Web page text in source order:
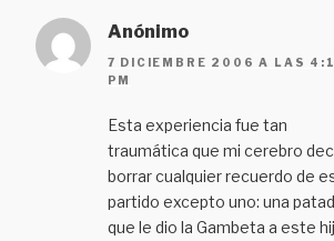
Anónimo
7 DICIEMBRE 2006 A LAS
PM
Esta experiencia fue tan
traumática que mi cerebro
borrar cualquier recuerdo de
partido excepto uno: una
que le dio la Gambeta a este